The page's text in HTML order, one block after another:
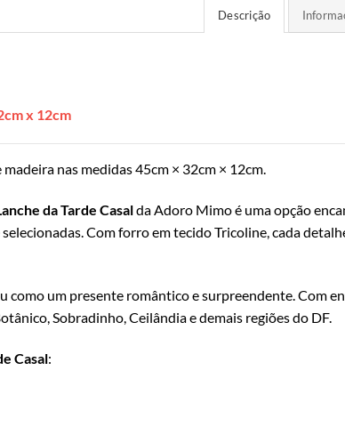
Descrição
x 12cm
nas medidas 45cm × 32cm × 12cm.
da Tarde Casalda Adoro Mimo é uma opção
Com forro em tecido Tricoline, cada
como um presente romântico e surpreendente. Com
Sobradinho, Ceilândia e demais regiões do DF.
Casal: